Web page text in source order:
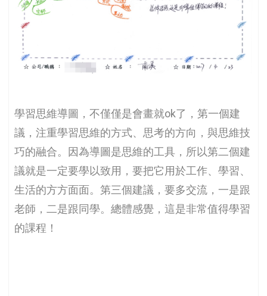
學習思維導圖，不僅僅是會畫就ok了，第一個建
議，注重學習思維的方式、思考的方向，與思維技
巧的融合。因為導圖是思維的工具，所以第二個建
議就是一定要學以致用，要把它用於工作、學習、
生活的方方面面。第三個建議，要多交流，一是跟
老師，二是跟同學。總體感覺，這是非常值得學習
的課程！